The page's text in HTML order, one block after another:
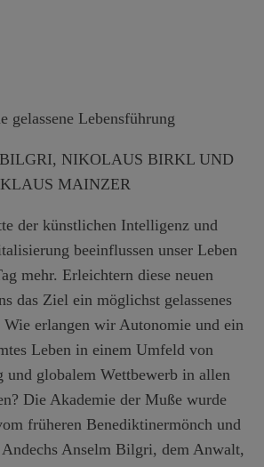
gelassene Lebensführung
NIKOLAUS BIRKL UND
KLAUS MAINZER
der künstlichen Intelligenz und
beeinflussen unser Leben
mehr. Erleichtern diese neuen
das Ziel ein möglichst gelassenes
Wie erlangen wir Autonomie und ein
Leben in einem Umfeld von
und globalem Wettbewerb in allen
Die Akademie der Muße wurde
früheren Benediktinermönch und
Anselm Bilgri, dem Anwalt,